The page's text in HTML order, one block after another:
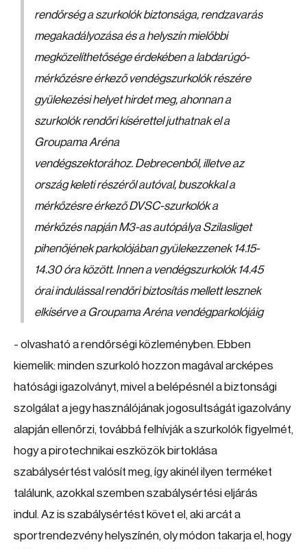
rendőrség a szurkolók biztonsága, rendzavarás
megakadályozása és a helyszín mielőbbi
megközelíthetősége érdekében a labdarúgó-
mérkőzésre érkező vendégszurkolók részére
gyülekezési helyet hirdet meg, ahonnan a
szurkolók rendőri kísérettel juthatnak el a
Groupama Aréna
vendégszektorához. Debrecenből, illetve az
ország keleti részéről autóval, buszokkal a
mérkőzésre érkező DVSC-szurkolók a
mérkőzés napján M3-as autópálya Szilasliget
pihenőjének parkolójában gyülekezzenek 14.15-
14.30 óra között. Innen a vendégszurkolók 14.45
órai indulással rendőri biztosítás mellett lesznek
elkísérve a Groupama Aréna vendégparkolójáig
- olvasható a rendőrségi közleményben. Ebben
kiemelik: minden szurkoló hozzon magával arcképes
hatósági igazolványt, mivel a belépésnél a biztonsági
szolgálat a jegy használójának jogosultságát igazolvány
alapján ellenőrzi, továbbá felhívják a szurkolók figyelmét,
hogy a pirotechnikai eszközök birtoklása
szabálysértést valósít meg, így akinél ilyen terméket
találunk, azokkal szemben szabálysértési eljárás
indul. Az is szabálysértést követ el, aki arcát a
sportrendezvény helyszínén, oly módon takarja el, hogy